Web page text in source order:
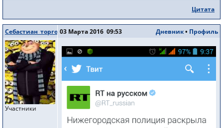
Цитата
Себастиан_торговец
Участники
Дневник• Профиль
03 Марта 2016 09:53